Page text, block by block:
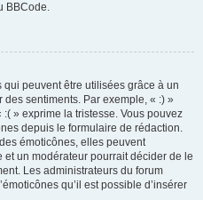
BBCode.
peuvent être utilisées grâce à un
des sentiments. Par exemple, « :) »
» exprime la tristesse. Vous pouvez
depuis le formulaire de rédaction.
émoticônes, elles peuvent
un modérateur pourrait décider de le
Les administrateurs du forum
qu’il est possible d’insérer